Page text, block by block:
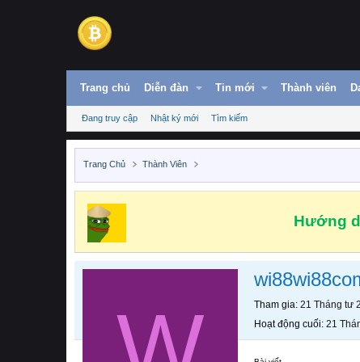
Trang chủ Diễn đàn Tin mới Thành viên
Đang truy cập Nhật ký mới Tìm kiếm
Trang Chủ Thành Viên
Hướng
Tham gia 21 Tháng tư
Hoạt động cuối 21